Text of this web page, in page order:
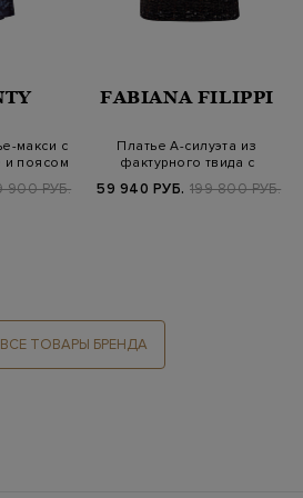
макси с
и поясом
900 РУБ.
FABIANA FILIPPI
Платье А-силуэта из
фактурного твида с
59 940 РУБ. 199 800 РУБ.
ВСЕ ТОВАРЫ БРЕНДА